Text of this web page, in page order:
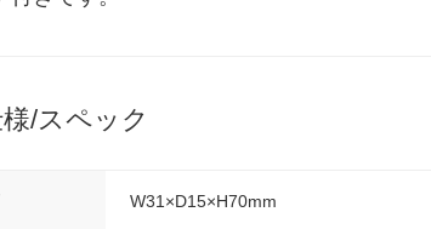
/スペック
W31×D15×H70mm